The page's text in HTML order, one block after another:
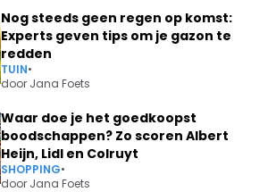
Nog steeds geen regen op komst:
Experts geven tips om je gazon te
redden
TUIN•
door Jana Foets
Waar doe je het goedkoopst
boodschappen? Zo scoren Albert
Heijn, Lidl en Colruyt
SHOPPING•
door Jana Foets